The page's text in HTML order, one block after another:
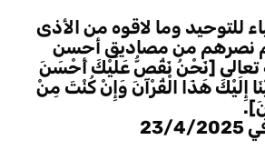
للتوحيد وما لاقوه من الأذى
نصرهم من مصاديق أحسن
تعالى [نَحْنُ نَقُصُّ عَلَيْكَ أَحْسَنَ
إِلَيْكَ هَذَا الْقُرْآنَ وَإِنْ كُنْتَ مِنْ